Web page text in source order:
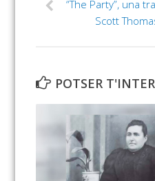
“The Party”, una
Scott
POTSER